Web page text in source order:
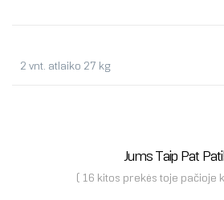
2 vnt. atlaiko 27 kg
Jums Taip Pat
( 16 kitos prekės toje pačioje